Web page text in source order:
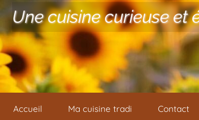
Une cuisine curieuse et
Accueil Ma cuisine tradi Contact